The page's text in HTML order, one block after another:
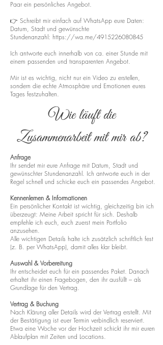
Paar ein persönliches Angebot.
👉 Schreibt mir einfach auf WhatsApp eure Daten:
Datum, Stadt und gewünschte
Stundenanzahl: https://wa.me/4915226080845
Ich antworte euch innerhalb von ca. einer Stunde mit
einem passenden und transparenten Angebot.
Mir ist es wichtig, nicht nur ein Video zu erstellen,
sondern die echte Atmosphäre und Emotionen eures
Tages festzuhalten.
Wie läuft die
Zusammenarbeit mit mir ab?
Anfrage
Ihr sendet mir eure Anfrage mit Datum, Stadt und
gewünschter Stundenanzahl. Ich antworte euch in der
Regel schnell und schicke euch ein passendes Angebot.
Kennenlernen & Informationen
Ein persönlicher Kontakt ist wichtig, gleichzeitig bin ich
überzeugt: Meine Arbeit spricht für sich. Deshalb
empfehle ich euch, euch zuerst mein Portfolio
anzusehen.
Alle wichtigen Details halte ich zusätzlich schriftlich fest
(z. B. per WhatsApp), damit alles klar bleibt.
Auswahl & Vorbereitung
Ihr entscheidet euch für ein passendes Paket. Danach
erhaltet ihr einen Fragebogen, den ihr ausfüllt – als
Grundlage für den Vertrag.
Vertrag & Buchung
Nach Klärung aller Details wird der Vertrag erstellt. Mit
der Bestätigung ist euer Termin verbindlich reserviert.
Etwa eine Woche vor der Hochzeit schickt ihr mir euren
Ablaufplan mit Zeiten und Locations.